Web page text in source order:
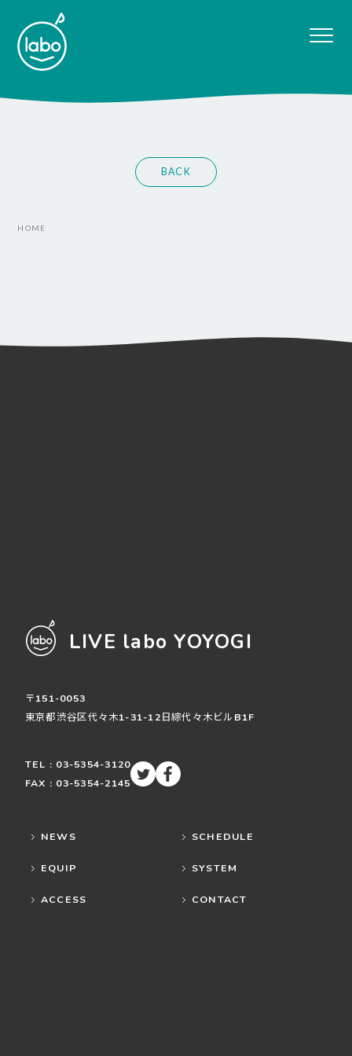
BACK
HOME
LIVE labo YOYOGI
〒151-0053
東京都渋谷区代々木1-31-12日綜代々木ビルB1F
TEL : 03-5354-3120
FAX : 03-5354-2145
NEWS SCHEDULE
EQUIP SYSTEM
ACCESS CONTACT